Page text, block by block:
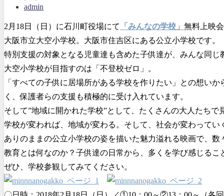
admin
2月18日（日）に石川町役場にて 「みんなの学校」 無料上映
大阪市立大空小学校。大阪市住吉区にある公立小学校です。
特別支援の対象となる児童達も含めた子供達が、みんな同じ
大空小学校が目指すのは「不登校ゼロ」。
「すべての子供に居場所がある学校を作りたい」との想い
く、保護者らの支援も積極的に受け入れています。
そして”地域に開かれた学校”として、たくさんの大人たちで
学校が変われば、地域が変わる。そして、社会が変わってい
ありのままの公立小学校の姿を描いた魅力溢れる映画で、数
教育とは何なのか？子供達の日常から、多くを学び感じるこ
ぜひ、学校参観してみてください。